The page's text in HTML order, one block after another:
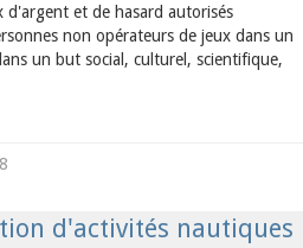
d'argent et de hasard autorisés
non opérateurs de jeux dans un
un but social, culturel, scientifique,
d'activités nautiques